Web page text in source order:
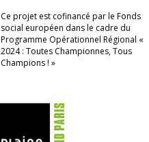
Ce projet est cofinancé par le Fonds
social européen dans le cadre du
Programme Opérationnel Régional «
2024 : Toutes Championnes, Tous
Champions ! »